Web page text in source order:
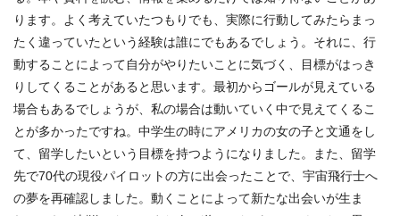
ります。よく考えていたつもりでも、実際に行動してみたらまっ
たく違っていたという経験は誰にでもあるでしょう。それに、行
動することによって自分がやりたいことに気づく、目標がはっき
りしてくることがあると思います。最初からゴールが見えている
場合もあるでしょうが、私の場合は動いていく中で見えてくるこ
とが多かったですね。中学生の時にアメリカの女の子と文通をし
て、留学したいという目標を持つようになりました。また、留学
先で70代の現役パイロットの方に出会ったことで、宇宙飛行士へ
の夢を再確認しました。動くことによって新たな出会いが生ま